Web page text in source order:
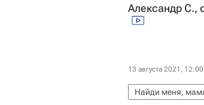
Александр С.,
13 августа 2021, 12:00
Найди меня,